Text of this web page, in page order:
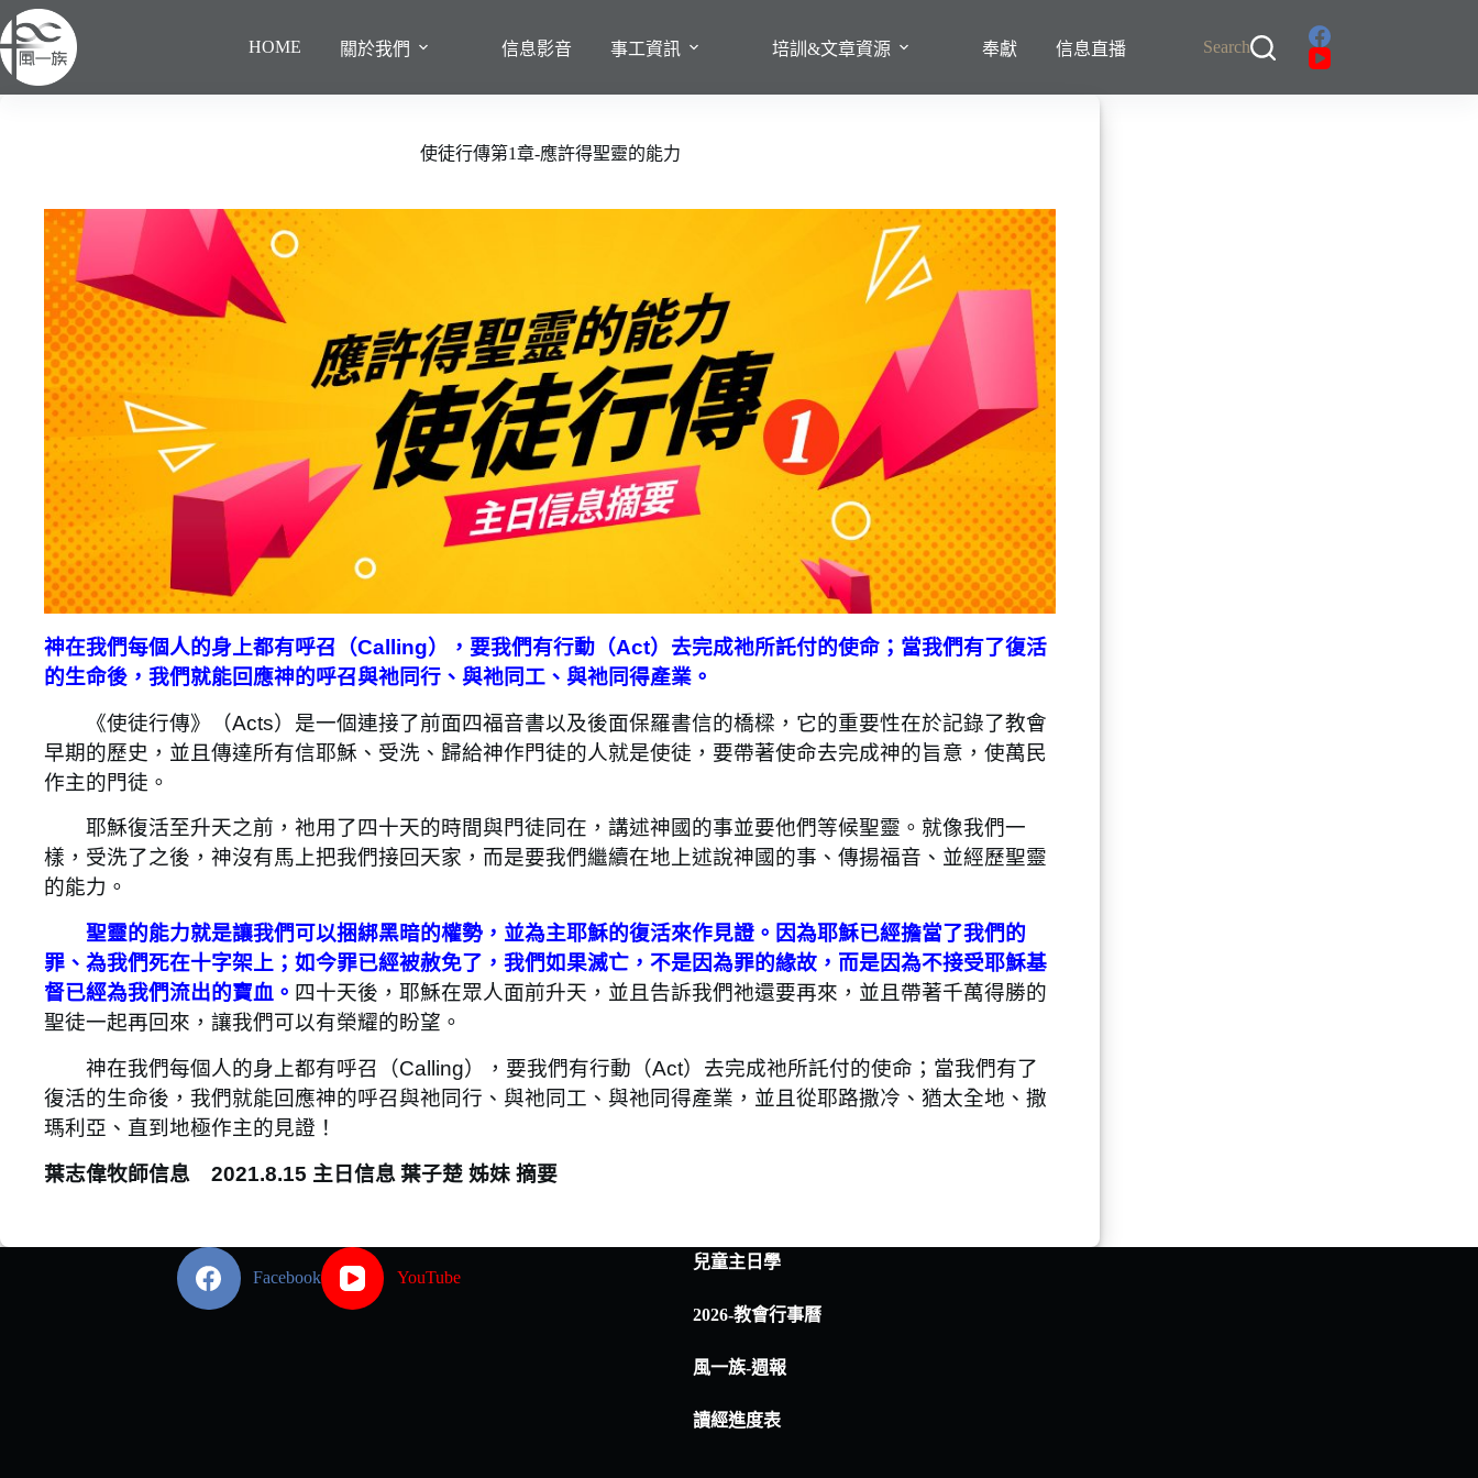
至
主
要
HOME 關於我們 信息影音 事工資訊 培訓&文章資源 奉獻 信息直播 Search
使徒行傳第1章-應許得聖靈的能力
神在我們每個人的身上都有呼召（Calling），要我們有行動（Act）去完成祂所託付的使命；當我們有了復活
的生命後，我們就能回應神的呼召與祂同行、與祂同工、與祂同得產業。
《使徒行傳》（Acts）是一個連接了前面四福音書以及後面保羅書信的橋樑，它的重要性在於記錄了教會
早期的歷史，並且傳達所有信耶穌、受洗、歸給神作門徒的人就是使徒，要帶著使命去完成神的旨意，使萬民
作主的門徒。
耶穌復活至升天之前，祂用了四十天的時間與門徒同在，講述神國的事並要他們等候聖靈。就像我們一
樣，受洗了之後，神沒有馬上把我們接回天家，而是要我們繼續在地上述說神國的事、傳揚福音、並經歷聖靈
的能力。
聖靈的能力就是讓我們可以捆綁黑暗的權勢，並為主耶穌的復活來作見證。因為耶穌已經擔當了我們的
罪、為我們死在十字架上；如今罪已經被赦免了，我們如果滅亡，不是因為罪的緣故，而是因為不接受耶穌基
督已經為我們流出的寶血。 四十天後，耶穌在眾人面前升天，並且告訴我們祂還要再來，並且帶著千萬得勝的
聖徒一起再回來，讓我們可以有榮耀的盼望。
神在我們每個人的身上都有呼召（Calling），要我們有行動（Act）去完成祂所託付的使命；當我們有了
復活的生命後，我們就能回應神的呼召與祂同行、與祂同工、與祂同得產業，並且從耶路撒冷、猶太全地、撒
瑪利亞、直到地極作主的見證！
葉志偉牧師信息 2021.8.15 主日信息 葉子楚 姊妹 摘要
Facebook YouTube
兒童主日學
2026-教會行事曆
風一族-週報
讀經進度表